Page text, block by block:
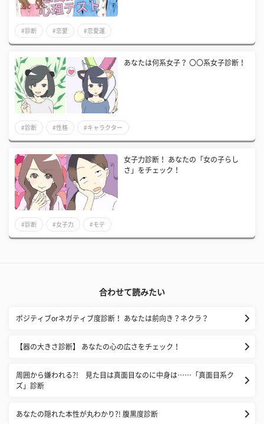
#診断 #恋愛 #恋愛運
あなたは何系女子？ 〇〇系女子診断！
#診断 #性格 #キャラクター
女子力診断！ あなたの「女の子らし
さ」をチェック！
#診断 #女子力 #モテ
合わせて読みたい
ポジティブorネガティブ度診断！ あなたは前向き？ネクラ？
【器の大きさ診断】 あなたの心の広さをチェック！
周囲から嫌われる?! 見た目は真面目なのに中身は……「真面目系ク
ズ」診断
あなたの隠れた本性が丸わかり?! 腹黒度診断